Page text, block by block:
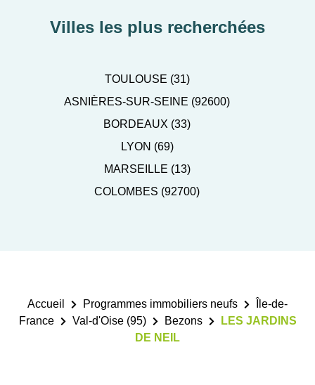
Villes les plus recherchées
TOULOUSE (31)
ASNIÈRES-SUR-SEINE (92600)
BORDEAUX (33)
LYON (69)
MARSEILLE (13)
COLOMBES (92700)
Accueil Programmes immobiliers neufs
Île-de-
France
Val-d'Oise (95) Bezons
LES JARDINS
DE NEIL